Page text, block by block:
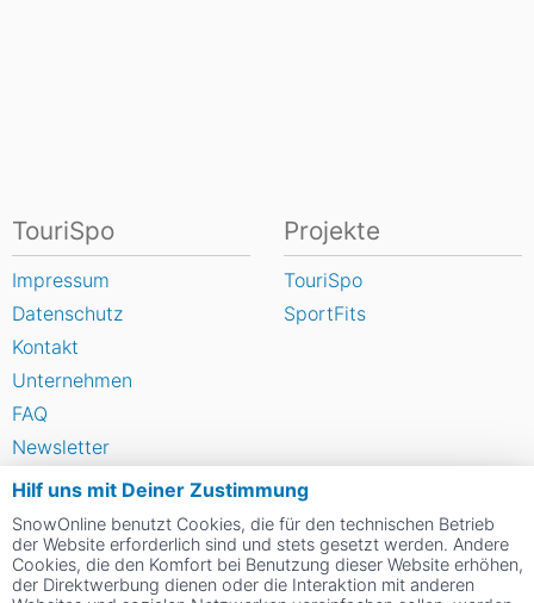
Hilf uns mit Deiner Zustimmung
SnowOnline benutzt Cookies, die für den technischen Betrieb
der Website erforderlich sind und stets gesetzt werden. Andere
Cookies, die den Komfort bei Benutzung dieser Website erhöhen,
der Direktwerbung dienen oder die Interaktion mit anderen
TouriSpo
Impressum
Datenschutz
Kontakt
Unternehmen
FAQ
Newsletter
Widget
Umfragen
Skigebiet bewerten
Projekte
TouriSpo
SportFits